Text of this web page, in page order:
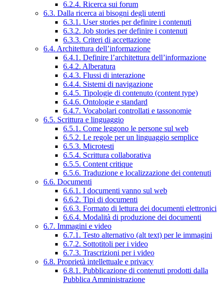
6.2.4. Ricerca sui forum
6.3. Dalla ricerca ai bisogni degli utenti
6.3.1. User stories per definire i contenuti
6.3.2. Job stories per definire i contenuti
6.3.3. Criteri di accettazione
6.4. Architettura dell’informazione
6.4.1. Definire l’architettura dell’informazione
6.4.2. Alberatura
6.4.3. Flussi di interazione
6.4.4. Sistemi di navigazione
6.4.5. Tipologie di contenuto (content type)
6.4.6. Ontologie e standard
6.4.7. Vocabolari controllati e tassonomie
6.5. Scrittura e linguaggio
6.5.1. Come leggono le persone sul web
6.5.2. Le regole per un linguaggio semplice
6.5.3. Microtesti
6.5.4. Scrittura collaborativa
6.5.5. Content critique
6.5.6. Traduzione e localizzazione dei contenuti
6.6. Documenti
6.6.1. I documenti vanno sul web
6.6.2. Tipi di documenti
6.6.3. Formato di lettura dei documenti elettronici
6.6.4. Modalità di produzione dei documenti
6.7. Immagini e video
6.7.1. Testo alternativo (alt text) per le immagini
6.7.2. Sottotitoli per i video
6.7.3. Trascrizioni per i video
6.8. Proprietà intellettuale e privacy
6.8.1. Pubblicazione di contenuti prodotti dalla
Pubblica Amministrazione